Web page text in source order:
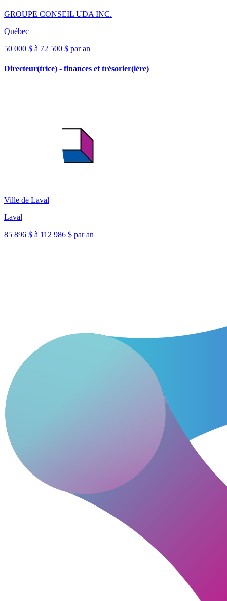
GROUPE CONSEIL UDA INC.
Québec
50 000 $ à 72 500 $ par an
Directeur(trice) - finances et trésorier(ière)
Ville de Laval
Laval
85 896 $ à 112 986 $ par an